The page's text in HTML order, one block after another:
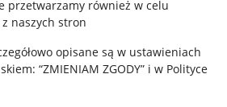
przetwarzamy również w celu
naszych stron
opisane są w ustawieniach
“ZMIENIAM ZGODY” i w Polityce
Cyfrowych